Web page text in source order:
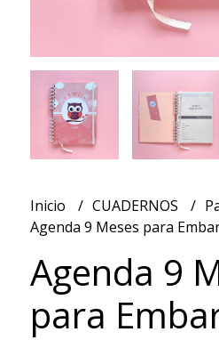
Inicio CUADERNOS
Agenda 9 Meses para
Agenda 9
para